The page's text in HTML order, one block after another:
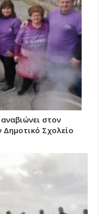
στον
Σχολείο